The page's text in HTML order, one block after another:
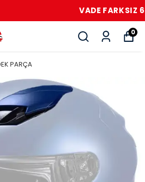
FARKSIZ 6 TAKSİT
0
PARÇA